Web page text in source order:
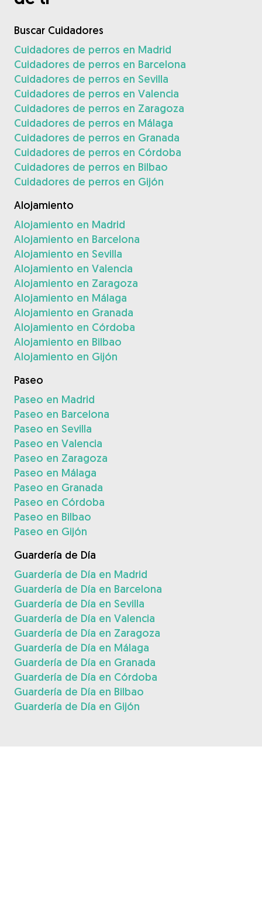
Buscar Cuidadores
Cuidadores de perros en Madrid
Cuidadores de perros en Barcelona
Cuidadores de perros en Sevilla
Cuidadores de perros en Valencia
Cuidadores de perros en Zaragoza
Cuidadores de perros en Málaga
Cuidadores de perros en Granada
Cuidadores de perros en Córdoba
Cuidadores de perros en Bilbao
Cuidadores de perros en Gijón
Alojamiento
Alojamiento en Madrid
Alojamiento en Barcelona
Alojamiento en Sevilla
Alojamiento en Valencia
Alojamiento en Zaragoza
Alojamiento en Málaga
Alojamiento en Granada
Alojamiento en Córdoba
Alojamiento en Bilbao
Alojamiento en Gijón
Paseo
Paseo en Madrid
Paseo en Barcelona
Paseo en Sevilla
Paseo en Valencia
Paseo en Zaragoza
Paseo en Málaga
Paseo en Granada
Paseo en Córdoba
Paseo en Bilbao
Paseo en Gijón
Guardería de Día
Guardería de Día en Madrid
Guardería de Día en Barcelona
Guardería de Día en Sevilla
Guardería de Día en Valencia
Guardería de Día en Zaragoza
Guardería de Día en Málaga
Guardería de Día en Granada
Guardería de Día en Córdoba
Guardería de Día en Bilbao
Guardería de Día en Gijón